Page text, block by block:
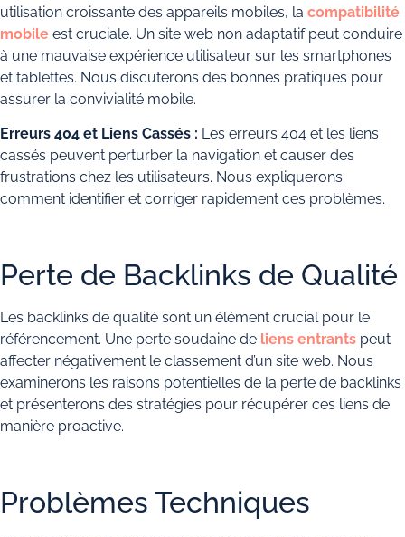
utilisation croissante des appareils mobiles, la compatibilité
mobile est cruciale. Un site web non adaptatif peut conduire
à une mauvaise expérience utilisateur sur les smartphones
et tablettes. Nous discuterons des bonnes pratiques pour
assurer la convivialité mobile.
Erreurs 404 et Liens Cassés : Les erreurs 404 et les liens
cassés peuvent perturber la navigation et causer des
frustrations chez les utilisateurs. Nous expliquerons
comment identifier et corriger rapidement ces problèmes.
Perte de Backlinks de Qualité
Les backlinks de qualité sont un élément crucial pour le
référencement. Une perte soudaine de liens entrants peut
affecter négativement le classement d’un site web. Nous
examinerons les raisons potentielles de la perte de backlinks
et présenterons des stratégies pour récupérer ces liens de
manière proactive.
Problèmes Techniques